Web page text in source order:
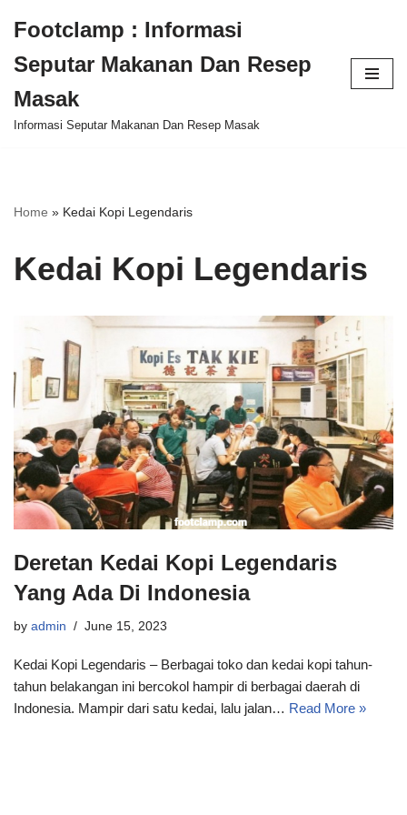
to
content
Footclamp : Informasi
Seputar Makanan Dan Resep
Masak
Informasi Seputar Makanan Dan Resep Masak
Home » Kedai Kopi Legendaris
Kedai Kopi Legendaris
Deretan Kedai Kopi Legendaris
Yang Ada Di Indonesia
by admin June 15, 2023
Kedai Kopi Legendaris – Berbagai toko dan kedai kopi tahun-
tahun belakangan ini bercokol hampir di berbagai daerah di
Indonesia. Mampir dari satu kedai, lalu jalan… Read More »